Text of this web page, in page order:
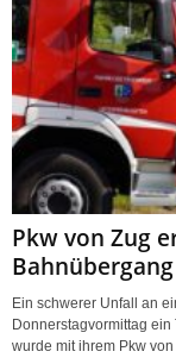
Pkw von Zug
Bahnübergang
Ein schwerer Unfall an
Donnerstagvormittag
wurde mit ihrem Pkw von